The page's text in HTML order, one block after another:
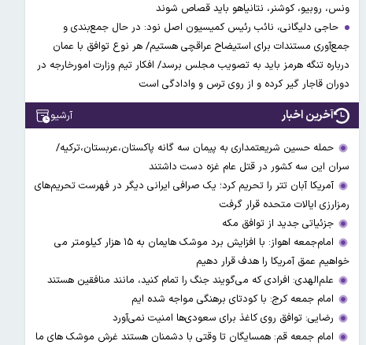
ونس، روبیو، کوشنر، نتانیاهو باید قصاص شوند
حاجی دلیگانی، نائب رئیس کمیسیون اصل نود: در حال جمع‌بندی و
جمع‌آوری مستندات برای استیضاح عراقچی هستیم/ هر نوع توافق با عمان
درباره تنگه هرمز باید به تصویب مجلس برسد/ افکار تیم وزارت امورخارجه در
دوران قاجار گیر کرده و از روی ترس و وادادگی است
آخرین اخبار آرشیو
حمله حسین شریعتمداری به پیمان سه گانه پاکستان،عربستان،ترکیه/
سران این سه کشور در قتل عام غزه دست داشتند
آمریکا آبان تتر را تحریم کرد؛ یک صرافی ایرانی دیگر در فهرست تحریم‌های
رمزارزی ایالات متحده قرار گرفت
جزئیاتی جدید از توافق مکه
امام‌جمعه اهواز: با افزایش برد موشک هایمان به ۱۵ هزار کیلومتر می
خواهیم عمق آمریکا را هدف قرار دهیم
علم‌الهدی: افرادی که می‌گویند جنگ را تمام کنید، مانند منافقین هستند
امام جمعه کرج: با کودتای برهنگی مواجه شده ایم
رضایی: توافق روی کاغذ برای سعودی‌ها امنیت نمی‌آورد
امام جمعه قم: همسایگان تا وقتی با دشمنان هستند غرش موشک های ما